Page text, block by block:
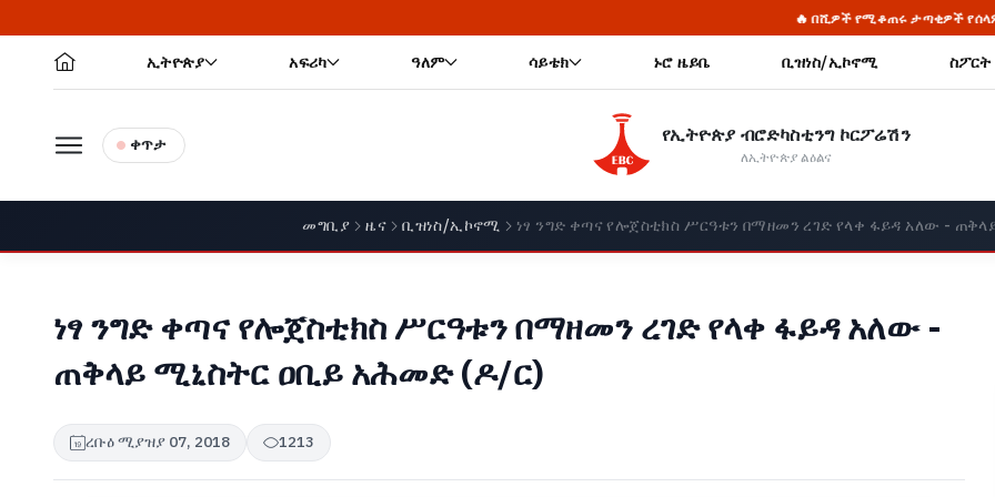
🔥 በሺዎች የሚቆጠሩ ታጣቂዎች የሰላምን መንገድ መርጠው ወደ ኅብረተሰቡ
ኢትዮጵያ አፍሪካ ዓለም ሳይቴክ ኑሮ ዜይቤ ቢዝነስ/ኢኮኖሚ ስፖርት
ቀጥታ የኢትዮጵያ ብሮድካስቲንግ ኮርፖሬሽን
ለኢትዮጵያ ልዕልና
መግቢያ ዜና ቢዝነስ/ኢኮኖሚ ነፃ ንግድ ቀጣና የሎጀስቲክስ ሥርዓቱን በማዘመን ረገድ የላቀ ፋይዳ አለው -
ነፃ ንግድ ቀጣና የሎጀስቲክስ ሥርዓቱን በማዘመን ረገድ የላቀ ፋይዳ አለው -
ጠቅላይ ሚኒስትር ዐቢይ አሕመድ (ዶ/ር)
ረቡዕ ሚያዝያ 07, 2018 1213